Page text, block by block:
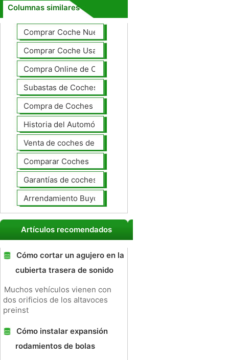
Columnas similares
Comprar Coche Nuevo
Comprar Coche Usado
Compra Online de Coches
Subastas de Coches
Compra de Coches Basics
Historia del Automóvil
Venta de coches de lujo
Comparar Coches
Garantías de coches ampliado
Arrendamiento Buyout
Artículos recomendados
Cómo cortar un agujero en la
cubierta trasera de sonido
Muchos vehículos vienen con
dos orificios de los altavoces
preinst
Cómo instalar expansión
rodamientos de bolas